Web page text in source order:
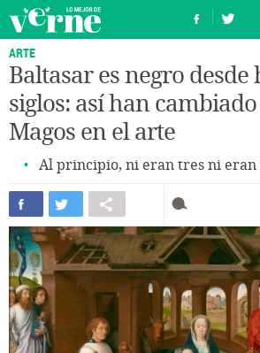
ARTE
Baltasar es negro desde
siglos: así han cambiado
Magos en el arte
Al principio, ni eran tres ni eran